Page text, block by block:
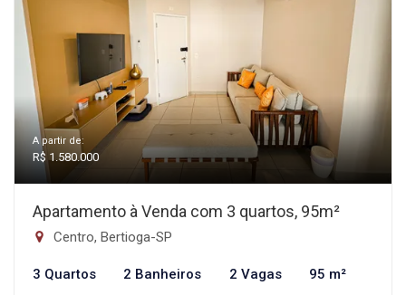
A partir de:
R$ 1.580.000
Apartamento à Venda com 3 quartos, 95m²
Centro, Bertioga-SP
3 Quartos 2 Banheiros 2 Vagas 95 m²